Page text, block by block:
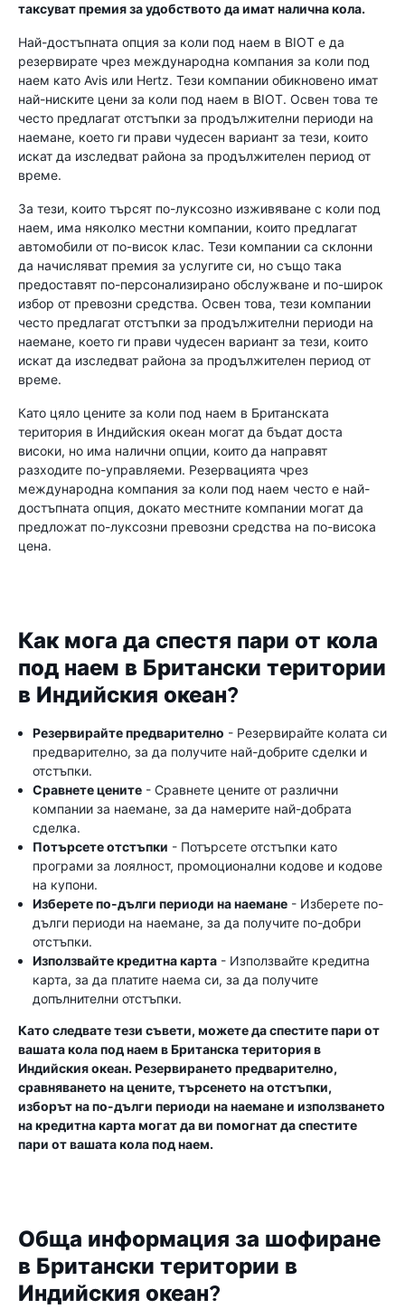
таксуват премия за удобството да имат налична кола.
Най-достъпната опция за коли под наем в BIOT е да
резервирате чрез международна компания за коли под
наем като Avis или Hertz. Тези компании обикновено имат
най-ниските цени за коли под наем в BIOT. Освен това те
често предлагат отстъпки за продължителни периоди на
наемане, което ги прави чудесен вариант за тези, които
искат да изследват района за продължителен период от
време.
За тези, които търсят по-луксозно изживяване с коли под
наем, има няколко местни компании, които предлагат
автомобили от по-висок клас. Тези компании са склонни
да начисляват премия за услугите си, но също така
предоставят по-персонализирано обслужване и по-широк
избор от превозни средства. Освен това, тези компании
често предлагат отстъпки за продължителни периоди на
наемане, което ги прави чудесен вариант за тези, които
искат да изследват района за продължителен период от
време.
Като цяло цените за коли под наем в Британската
територия в Индийския океан могат да бъдат доста
високи, но има налични опции, които да направят
разходите по-управляеми. Резервацията чрез
международна компания за коли под наем често е най-
достъпната опция, докато местните компании могат да
предложат по-луксозни превозни средства на по-висока
цена.
Как мога да спестя пари от кола
под наем в Британски територии
в Индийския океан?
Резервирайте предварително - Резервирайте колата си
предварително, за да получите най-добрите сделки и
отстъпки.
Сравнете цените - Сравнете цените от различни
компании за наемане, за да намерите най-добрата
сделка.
Потърсете отстъпки - Потърсете отстъпки като
програми за лоялност, промоционални кодове и кодове
на купони.
Изберете по-дълги периоди на наемане - Изберете по-
дълги периоди на наемане, за да получите по-добри
отстъпки.
Използвайте кредитна карта - Използвайте кредитна
карта, за да платите наема си, за да получите
допълнителни отстъпки.
Като следвате тези съвети, можете да спестите пари от
вашата кола под наем в Британска територия в
Индийския океан. Резервирането предварително,
сравняването на цените, търсенето на отстъпки,
изборът на по-дълги периоди на наемане и използването
на кредитна карта могат да ви помогнат да спестите
пари от вашата кола под наем.
Обща информация за шофиране
в Британски територии в
Индийския океан?